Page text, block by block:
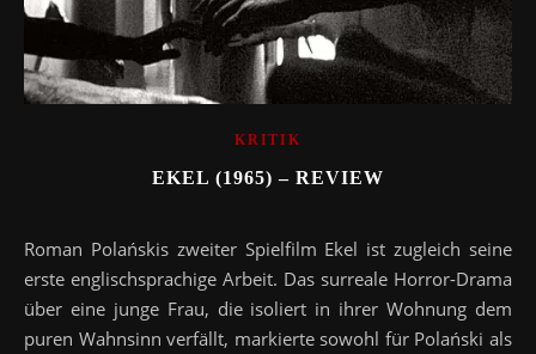
KRITIK
EKEL (1965) – REVIEW
Roman Polańskis zweiter Spielfilm Ekel ist zugleich seine
erste englischsprachige Arbeit. Das surreale Horror-Drama
über eine junge Frau, die isoliert in ihrer Wohnung dem
puren Wahnsinn verfällt, markierte sowohl für Polański als